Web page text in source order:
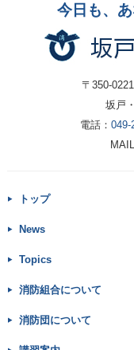
今日も、
〒350-
坂戸
電話： 049-
トップ
News
Topics
消防組合について
消防団について